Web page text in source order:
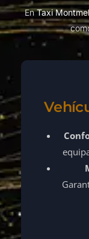
EnTaxi